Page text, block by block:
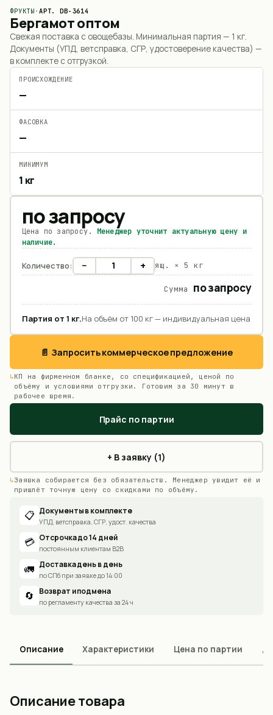
ФРУКТЫ · АРТ.DB-3614
Бергамот оптом
Свежая поставка с овощебазы. Минимальная партия — 1 кг.
Документы (УПД, ветсправка, СГР, удостоверение качества) —
в комплекте с отгрузкой.
ПРОИСХОЖДЕНИЕ
—
ФАСОВКА
—
МИНИМУМ
1 кг
по запросу
Цена по запросу. Менеджер уточнит актуальную цену и
наличие.
Количество: − + ящ. × 5 кг
Сумма по запросу
Партия от 1 кг.На объём от 100 кг — индивидуальная цена
📄 Запросить коммерческое предложение
КП на фирменном бланке, со спецификацией, ценой по
объёму и условиями отгрузки. Готовим за 30 минут в
рабочее время.
Прайс по партии
+ В заявку (1)
Заявка собирается без обязательств. Менеджер увидит её и
пришлёт точную цену со скидками по объёму.
📋 Документы в комплекте
УПД, ветсправка, СГР, удост. качества
💳 Отсрочка до 14 дней
постоянным клиентам B2B
🚛 Доставка день в день
по СПб при заявке до 14:00
🔄 Возврат и подмена
по регламенту качества за 24 ч
Описание Характеристики Цена по партии
Описание товара